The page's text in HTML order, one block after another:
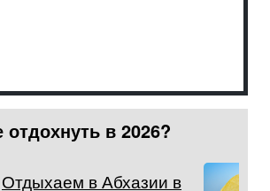
отдохнуть в 2026?
Отдыхаем в Абхазии в